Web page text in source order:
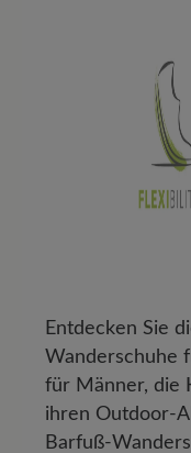
Entdecken Sie
Wanderschuhe
für Männer, die
ihren Outdoor-
Barfuß-